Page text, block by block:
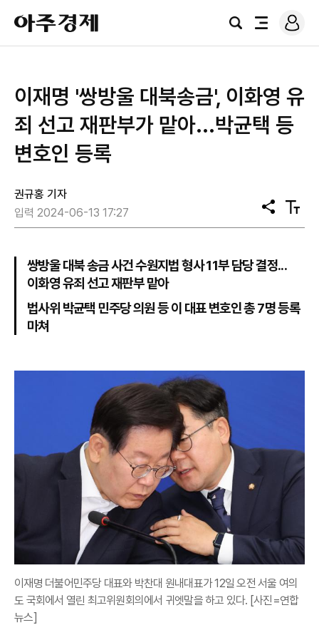
아
주
경
검
전
로
그
이재명 '쌍방울 대북송금', 이화영 유
죄 선고 재판부가 맡아...박균택 등
변호인 등록
권규홍 기자
입력 2024-06-13 17:27
공
유
텍
스
쌍방울 대북 송금 사건 수원지법 형사 11부 담당 결정...
이화영 유죄 선고 재판부 맡아
법사위 박균택 민주당 의원 등 이 대표 변호인 총 7명 등록
마쳐
이재명 더불어민주당 대표와 박찬대 원내대표가 12일 오전 서울 여의
도 국회에서 열린 최고위원회의에서 귀엣말을 하고 있다. [사진=연합
뉴스]